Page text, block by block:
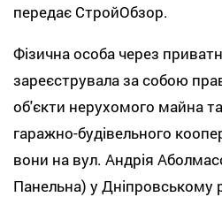
передає СтройОбзор.
Фізична особа через
зареєструвала за собою
об'єкти нерухомого майна
гаражно-будівельного
вони на вул. Андрія
Панельна) у Дніпровському